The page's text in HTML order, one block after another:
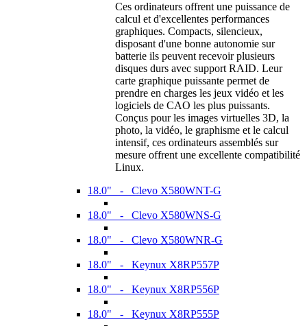
Ces ordinateurs offrent une puissance de
calcul et d'excellentes performances
graphiques. Compacts, silencieux,
disposant d'une bonne autonomie sur
batterie ils peuvent recevoir plusieurs
disques durs avec support RAID. Leur
carte graphique puissante permet de
prendre en charges les jeux vidéo et les
logiciels de CAO les plus puissants.
Conçus pour les images virtuelles 3D, la
photo, la vidéo, le graphisme et le calcul
intensif, ces ordinateurs assemblés sur
mesure offrent une excellente compatibilité
Linux.
18.0" - Clevo X580WNT-G
18.0" - Clevo X580WNS-G
18.0" - Clevo X580WNR-G
18.0" - Keynux X8RP557P
18.0" - Keynux X8RP556P
18.0" - Keynux X8RP555P